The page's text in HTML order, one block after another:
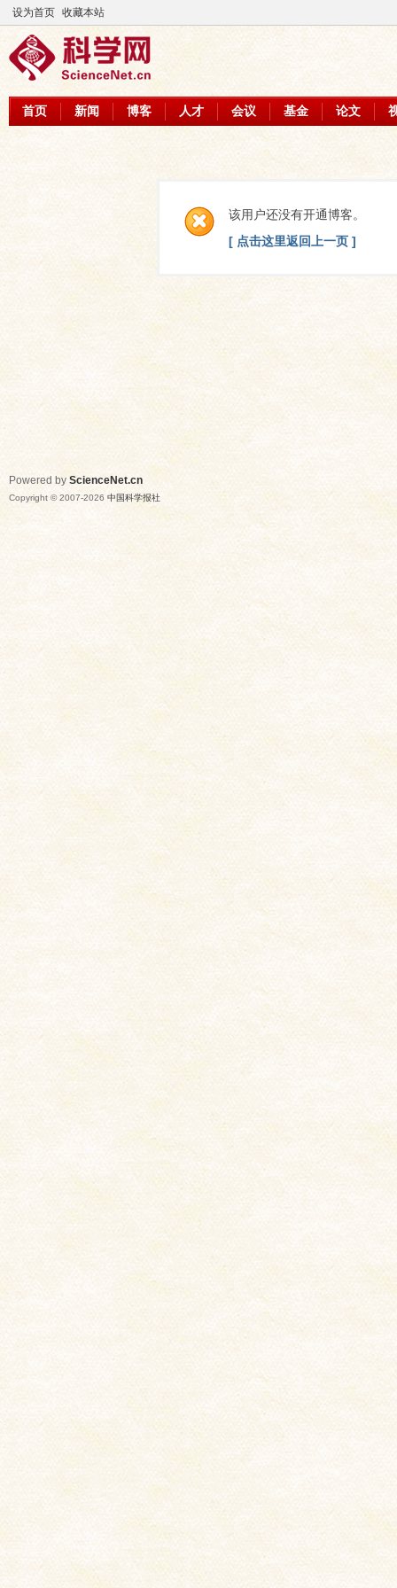
设为首页 收藏本站
首页 新闻 博客 人才 会议 基金 论文
该用户还没有开通博客。
[ 点击这里返回上一页 ]
Powered by ScienceNet.cn
Copyright © 2007-2026 中国科学报社